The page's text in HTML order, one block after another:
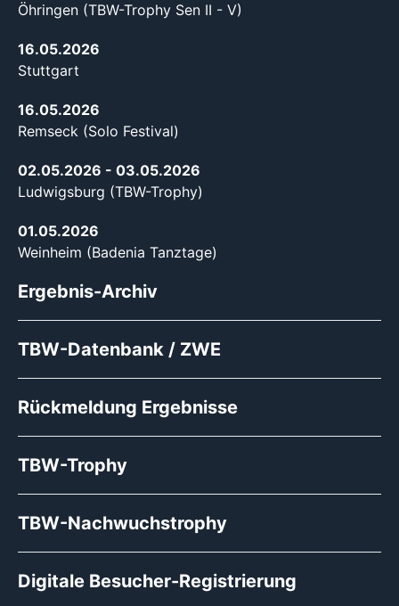
Öhringen (TBW-Trophy Sen II - V)
16.05.2026
Stuttgart
16.05.2026
Remseck (Solo Festival)
02.05.2026 - 03.05.2026
Ludwigsburg (TBW-Trophy)
01.05.2026
Weinheim (Badenia Tanztage)
Ergebnis-Archiv
TBW-Datenbank / ZWE
Rückmeldung Ergebnisse
TBW-Trophy
TBW-Nachwuchstrophy
Digitale Besucher-Registrierung